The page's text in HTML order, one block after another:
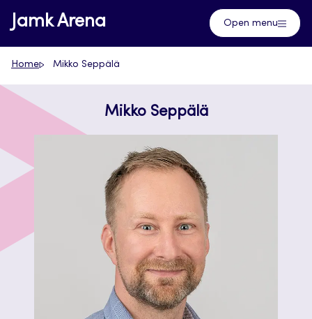
Skip
to
content
Jamk Arena Open menu
Home Mikko Seppälä
Mikko Seppälä